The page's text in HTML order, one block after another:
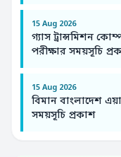
15 Aug 2026
গ্যাস ট্রান্সমিশন
পরীক্ষার সময়সূচি
15 Aug 2026
বিমান বাংলাদেশ
সময়সূচি প্রকাশ